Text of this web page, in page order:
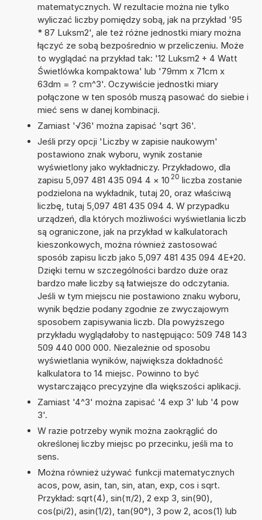
matematycznych. W rezultacie można nie tylko
wyliczać liczby pomiędzy sobą, jak na przykład '95
* 87 Luksm2', ale też różne jednostki miary można
łączyć ze sobą bezpośrednio w przeliczeniu. Może
to wyglądać na przykład tak: '12 Luksm2 + 4 Watt
Świetlówka kompaktowa' lub '79mm x 71cm x
63dm = ? cm^3'. Oczywiście jednostki miary
połączone w ten sposób muszą pasować do siebie i
mieć sens w danej kombinacji.
Zamiast '√36' można zapisać 'sqrt 36'.
Jeśli przy opcji 'Liczby w zapisie naukowym'
postawiono znak wyboru, wynik zostanie
wyświetlony jako wykładniczy. Przykładowo, dla
zapisu 5,097 481 435 094 4 × 10 20 liczba zostanie
podzielona na wykładnik, tutaj 20, oraz właściwą
liczbę, tutaj 5,097 481 435 094 4. W przypadku
urządzeń, dla których możliwości wyświetlania liczb
są ograniczone, jak na przykład w kalkulatorach
kieszonkowych, można również zastosować
sposób zapisu liczb jako 5,097 481 435 094 4E+20.
Dzięki temu w szczególności bardzo duże oraz
bardzo małe liczby są łatwiejsze do odczytania.
Jeśli w tym miejscu nie postawiono znaku wyboru,
wynik będzie podany zgodnie ze zwyczajowym
sposobem zapisywania liczb. Dla powyższego
przykładu wyglądałoby to następująco: 509 748 143
509 440 000 000. Niezależnie od sposobu
wyświetlania wyników, największa dokładność
kalkulatora to 14 miejsc. Powinno to być
wystarczająco precyzyjne dla większości aplikacji.
Zamiast '4^3' można zapisać '4 exp 3' lub '4 pow
3'.
W razie potrzeby wynik można zaokrąglić do
określonej liczby miejsc po przecinku, jeśli ma to
sens.
Można również używać funkcji matematycznych
acos, pow, asin, tan, sin, atan, exp, cos i sqrt.
Przykład: sqrt(4), sin(π/2), 2 exp 3, sin(90),
cos(pi/2), asin(1/2), tan(90°), 3 pow 2, acos(1) lub